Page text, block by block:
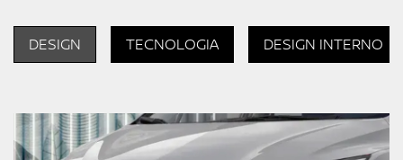
DESIGN TECNOLOGIA DESIGN INTERNO